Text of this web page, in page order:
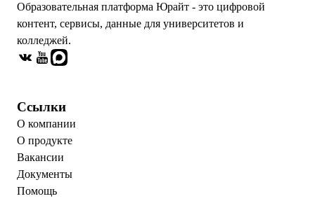
Образовательная платформа Юрайт - это цифровой
контент, сервисы, данные для университетов и
колледжей.
Ссылки
О компании
О продукте
Вакансии
Документы
Помощь